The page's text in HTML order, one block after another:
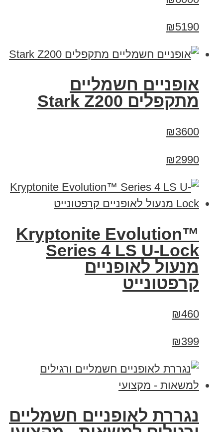
₪5190
‏אופניים חשמליים
‏מתקפלים Stark Z200
₪3600
₪2990
Kryptonite Evolution™
Series 4 LS U-Lock
מנעול לאופניים
קרפטונייט
₪460
₪399
נגררת לאופניים חשמליים